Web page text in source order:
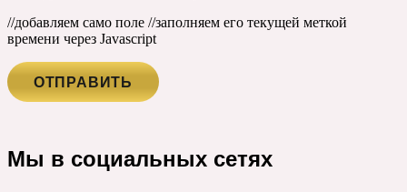
//добавляем само поле //заполняем его текущей меткой
времени через Javascript
Мы в социальных сетях